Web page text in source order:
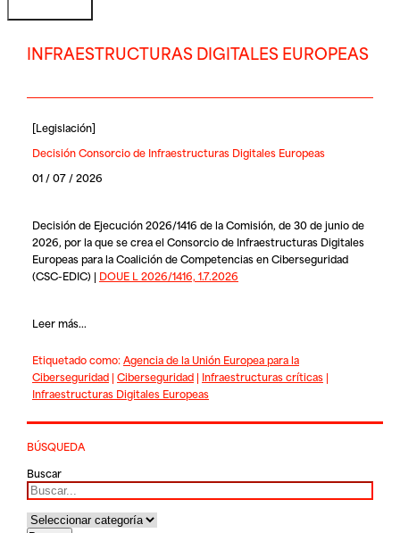
INFRAESTRUCTURAS DIGITALES EUROPEAS
[Legislación]
Decisión Consorcio de Infraestructuras Digitales Europeas
01 / 07 / 2026
Decisión de Ejecución 2026/1416 de la Comisión, de 30 de junio de
2026, por la que se crea el Consorcio de Infraestructuras Digitales
Europeas para la Coalición de Competencias en Ciberseguridad
(CSC-EDIC) | DOUE L 2026/1416, 1.7.2026
Leer más...
Etiquetado como:Agencia de la Unión Europea para la
Ciberseguridad| Ciberseguridad| Infraestructuras críticas|
Infraestructuras Digitales Europeas
BÚSQUEDA
Buscar